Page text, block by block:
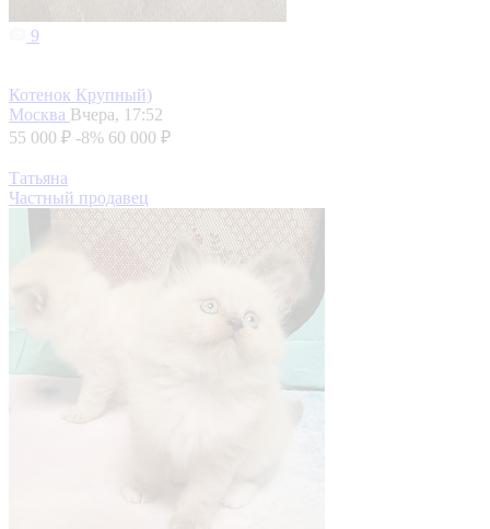
9
Котенок Крупный)
Москва Вчера, 17:52
55 000 ₽ -8% 60 000 ₽
Татьяна
Частный продавец